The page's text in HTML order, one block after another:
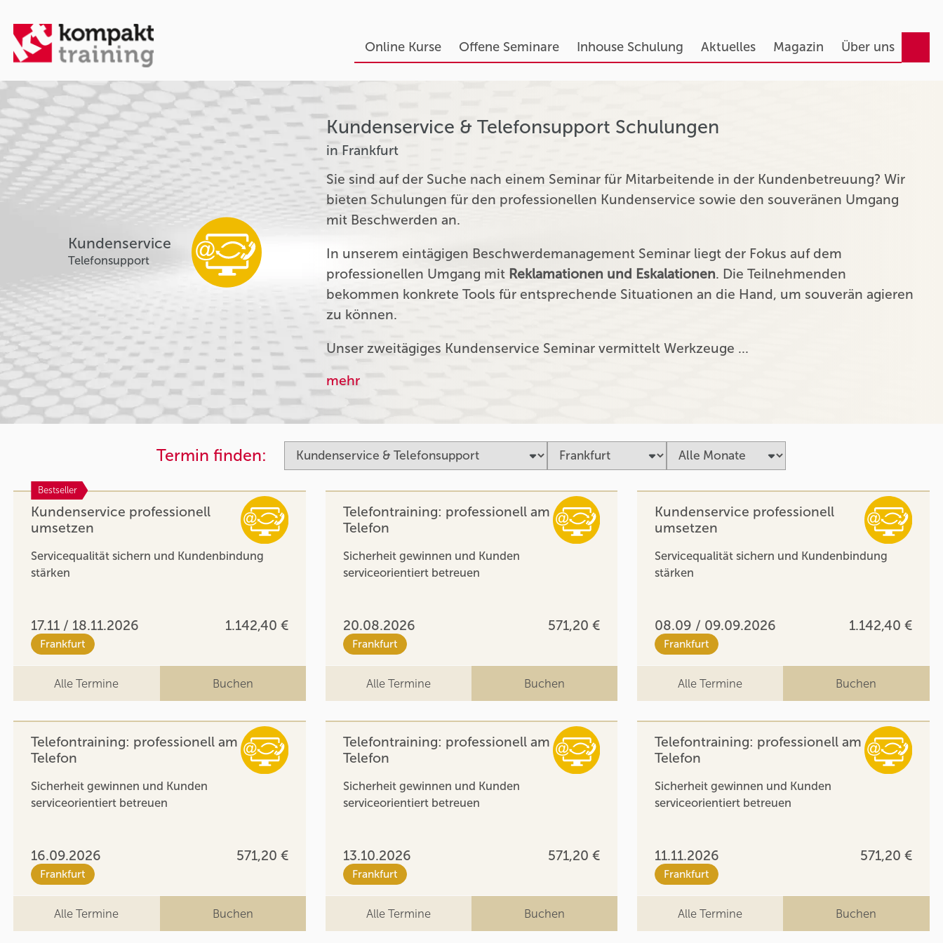
Online Kurse Offene Seminare Inhouse Schulung Aktuelles Magazin Über uns
Kundenservice
Telefonsupport
Kundenservice & Telefonsupport Schulungen
in Frankfurt
Sie sind auf der Suche nach einem Seminar für Mitarbeitende in der Kundenbetreuung? Wir
bieten Schulungen für den professionellen Kundenservice sowie den souveränen Umgang
mit Beschwerden an.
In unserem eintägigen Beschwerdemanagement Seminar liegt der Fokus auf dem
professionellen Umgang mit Reklamationen und Eskalationen. Die Teilnehmenden
bekommen konkrete Tools für entsprechende Situationen an die Hand, um souverän agieren
zu können.
Unser zweitägiges Kundenservice Seminar vermittelt Werkzeuge …
mehr
Termin finden:
Bestseller
Kundenservice professionell
umsetzen
Servicequalität sichern und Kundenbindung
stärken
17.11 / 18.11.2026 1.142,40 €
Frankfurt
Alle Termine Buchen
Telefontraining: professionell am
Telefon
Sicherheit gewinnen und Kunden
serviceorientiert betreuen
20.08.2026 571,20 €
Frankfurt
Alle Termine Buchen
Kundenservice professionell
umsetzen
Servicequalität sichern und Kundenbindung
stärken
08.09 / 09.09.2026 1.142,40 €
Frankfurt
Alle Termine Buchen
Telefontraining: professionell am
Telefon
Sicherheit gewinnen und Kunden
serviceorientiert betreuen
16.09.2026 571,20 €
Frankfurt
Alle Termine Buchen
Telefontraining: professionell am
Telefon
Sicherheit gewinnen und Kunden
serviceorientiert betreuen
13.10.2026 571,20 €
Frankfurt
Alle Termine Buchen
Telefontraining: professionell am
Telefon
Sicherheit gewinnen und Kunden
serviceorientiert betreuen
11.11.2026 571,20 €
Frankfurt
Alle Termine Buchen